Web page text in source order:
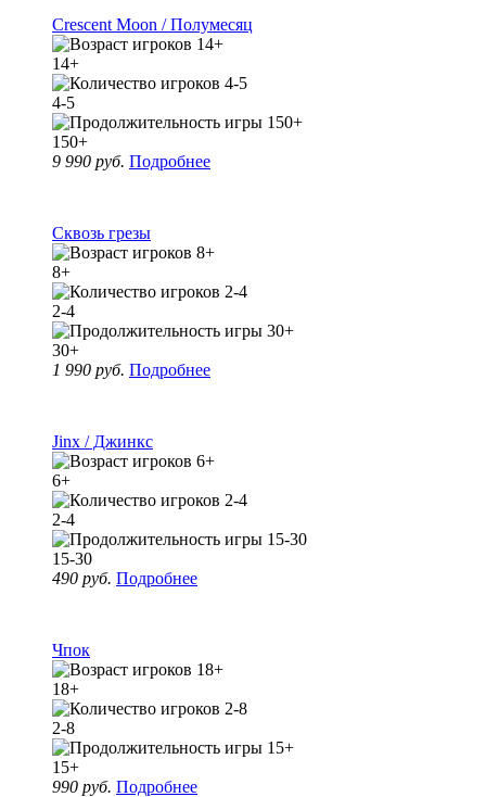
Crescent Moon / Полумесяц
14+
4-5
150+
9 990 руб. Подробнее
Сквозь грезы
8+
2-4
30+
1 990 руб. Подробнее
Jinx / Джинкс
6+
2-4
15-30
490 руб. Подробнее
Чпок
18+
2-8
15+
990 руб. Подробнее